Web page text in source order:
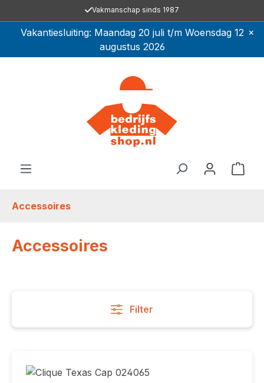
Ga naar de hoofdinhoudVakmanschap sinds 1987
Vakantiesluiting: Maandag 20 juli t/m Woensdag 12
augustus 2026
×
Accessoires
Accessoires
Filter